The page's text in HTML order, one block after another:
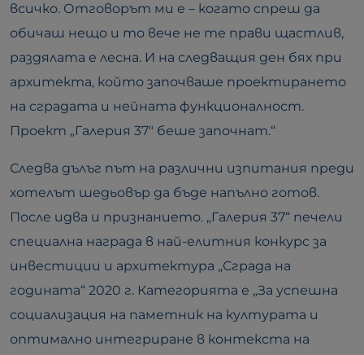
всичко. Отговорът ми е – когато спреш да
обичаш нещо и то вече не те прави щастлив,
раздялата е лесна. И на следващия ден бях при
архитекта, който започваше проектирането
на сградата и нейната функционалност.
Проект „Галерия 37″ беше започнат.“
Следва дълъг път на различни изпитания преди
хотелът шедьовър да бъде напълно готов.
После идва и признанието. „Галерия 37“ печели
специална награда в най-елитния конкурс за
инвестиции и архитектура „Сграда на
годината“ 2020 г. Категорията е „За успешна
социализация на паметник на културата и
оптимално интегриране в контекста на